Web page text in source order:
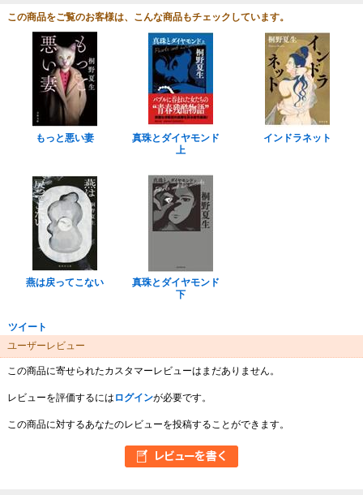
この商品をご覧のお客様は、こんな商品もチェックしています。
もっと悪い妻
真珠とダイヤモンド
上
インドラネット
燕は戻ってこない
真珠とダイヤモンド
下
ツイート
ユーザーレビュー
この商品に寄せられたカスタマーレビューはまだありません。
レビューを評価するには ログインが必要です。
この商品に対するあなたのレビューを投稿することができます。